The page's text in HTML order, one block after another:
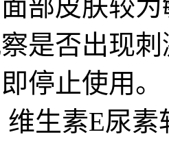
部皮肤较
是否出现
停止使用。
维生素E尿